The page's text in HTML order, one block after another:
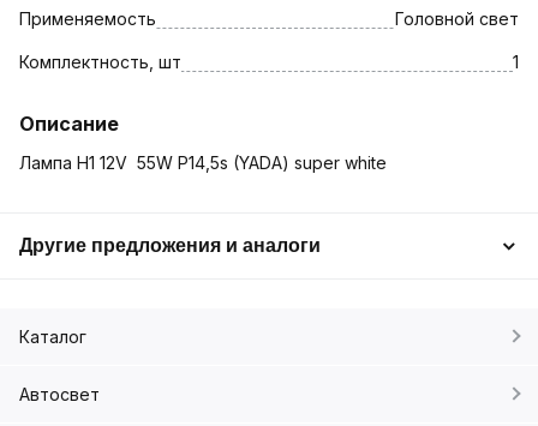
Применяемость Головной свет
Комплектность, шт 1
Описание
Лампа H1 12V 55W P14,5s (YADA) super white
Другие предложения и аналоги
Каталог
Автосвет